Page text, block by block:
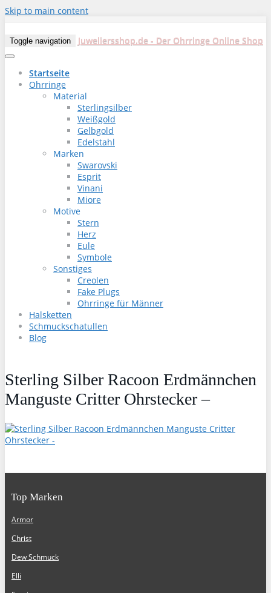
Skip to main content
Toggle navigation Juweliersshop.de - Der Ohrringe Online Shop
Startseite
Ohrringe
Material
Sterlingsilber
Weißgold
Gelbgold
Edelstahl
Marken
Swarovski
Esprit
Vinani
Miore
Motive
Stern
Herz
Eule
Symbole
Sonstiges
Creolen
Fake Plugs
Ohrringe für Männer
Halsketten
Schmuckschatullen
Blog
Sterling Silber Racoon Erdmännchen
Manguste Critter Ohrstecker –
Top Marken
Armor
Christ
Dew Schmuck
Elli